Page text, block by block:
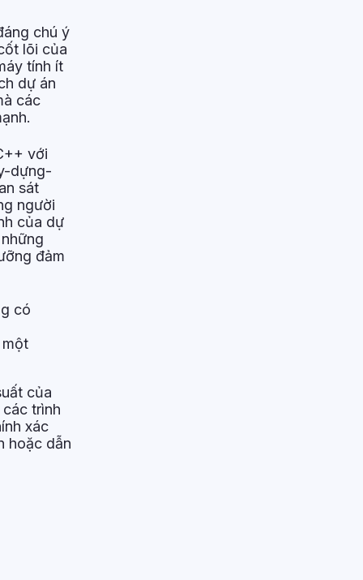
chú ý
lõi của
tính ít
dự án
các
với
dựng-
sát
người
của dự
đảm
có
của
trình
xác
hoặc dẫn